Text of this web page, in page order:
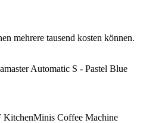
mehrere tausend kosten können.
Automatic S - Pastel Blue
KitchenMinis Coffee Machine